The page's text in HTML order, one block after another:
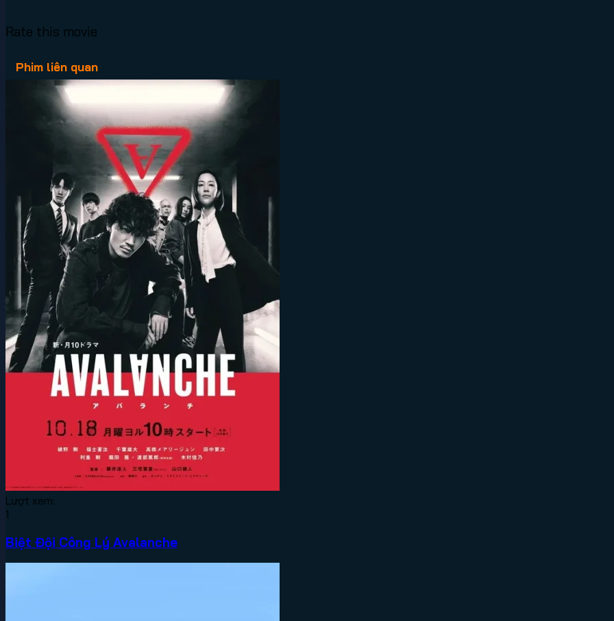
Rate this movie
Phim liên quan
Lượt xem:
1
Biệt Đội Công Lý Avalanche